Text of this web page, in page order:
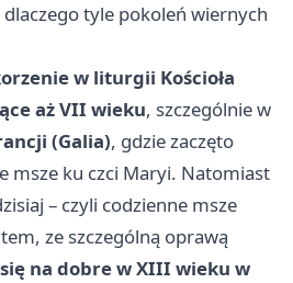
dlaczego tyle pokoleń wiernych
w liturgii Kościoła
aż VII wieku, szczególnie w
(Galia), gdzie zaczęto
msze ku czci Maryi. Natomiast
– czyli codzienne msze
ze szczególną oprawą
na dobre w XIII wieku w